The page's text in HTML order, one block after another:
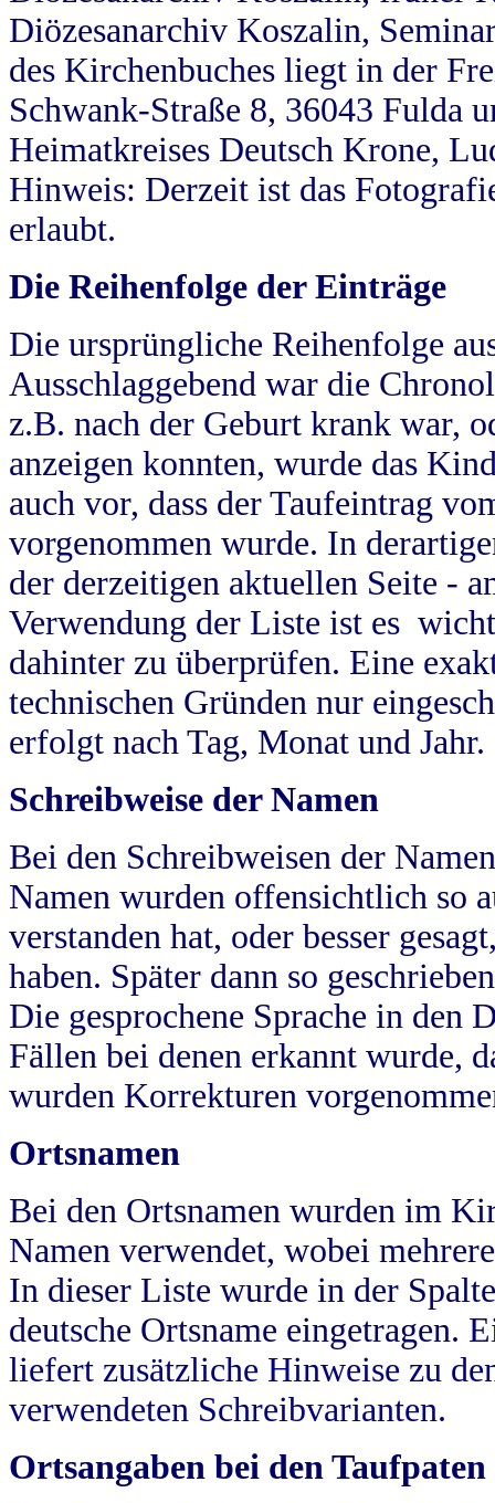
Diözesanarchiv Koszalin,
des Kirchenbuches liegt in der
Schwank-Straße 8, 36043 Fulda
Heimatkreises Deutsch Krone,
Hinweis: Derzeit ist das
erlaubt.
Die Reihenfolge der Einträge
Die ursprüngliche Reihenfolge
Ausschlaggebend war die
z.B. nach der Geburt krank war,
anzeigen konnten, wurde das
auch vor, dass der Taufeintrag
vorgenommen wurde. In
der derzeitigen aktuellen Seite -
Verwendung der Liste ist es
dahinter zu überprüfen. Eine
technischen Gründen nur
erfolgt nach Tag, Monat und Jahr.
Schreibweise der Namen
Bei den Schreibweisen der
Namen wurden offensichtlich so
verstanden hat, oder besser
haben. Später dann so
Die gesprochene Sprache in
Fällen bei denen erkannt wurde,
wurden Korrekturen
Ortsnamen
Bei den Ortsnamen wurden im
Namen verwendet, wobei
In dieser Liste wurde in der
deutsche Ortsname eingetragen.
liefert zusätzliche Hinweise zu
verwendeten Schreibvarianten.
Ortsangaben bei den Taufpaten